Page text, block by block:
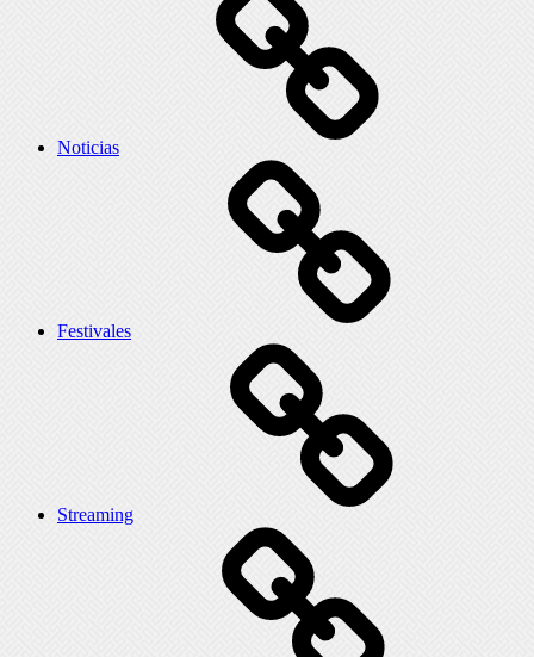
Noticias
Festivales
Streaming